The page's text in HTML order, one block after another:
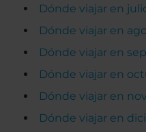
Dónde viajar en
Dónde viajar en
Dónde viajar en
Dónde viajar en
Dónde viajar en
Dónde viajar en